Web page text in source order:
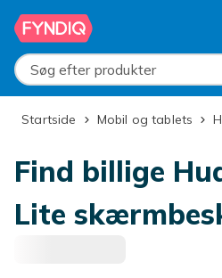
Spring til hovedindhold
Søg efter produkter
Startside Mobil og tablets
Find billige
Lite